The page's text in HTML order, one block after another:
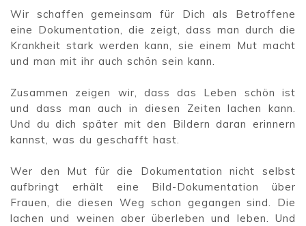
Wir schaffen gemeinsam für Dich als Betroffene
eine Dokumentation, die zeigt, dass man durch die
Krankheit stark werden kann, sie einem Mut macht
und man mit ihr auch schön sein kann.
Zusammen zeigen wir, dass das Leben schön ist
und dass man auch in diesen Zeiten lachen kann.
Und du dich später mit den Bildern daran erinnern
kannst, was du geschafft hast.
Wer den Mut für die Dokumentation nicht selbst
aufbringt erhält eine Bild-Dokumentation über
Frauen, die diesen Weg schon gegangen sind. Die
lachen und weinen aber überleben und leben. Und